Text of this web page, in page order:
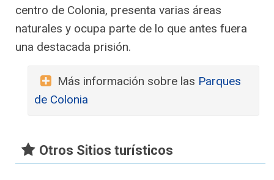
centro de Colonia, presenta varias áreas
naturales y ocupa parte de lo que antes fuera
una destacada prisión.
Más información sobre las Parques
de Colonia
Otros Sitios turísticos